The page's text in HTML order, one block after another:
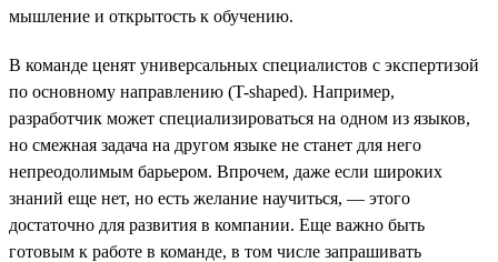
мышление и открытость к обучению.
В команде ценят универсальных специалистов с экспертизой
по основному направлению (T-shaped). Например,
разработчик может специализироваться на одном из языков,
но смежная задача на другом языке не станет для него
непреодолимым барьером. Впрочем, даже если широких
знаний еще нет, но есть желание научиться, — этого
достаточно для развития в компании. Еще важно быть
готовым к работе в команде, в том числе запрашивать